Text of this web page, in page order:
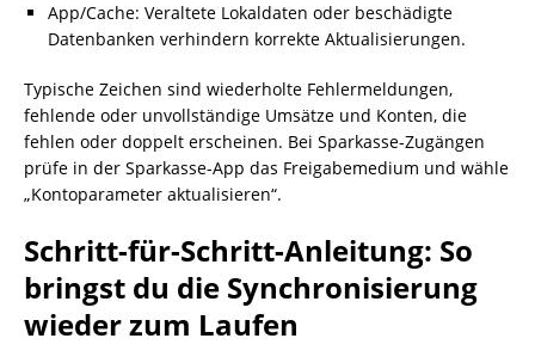
App/Cache: Veraltete Lokaldaten oder beschädigte
Datenbanken verhindern korrekte Aktualisierungen.
Typische Zeichen sind wiederholte Fehlermeldungen,
fehlende oder unvollständige Umsätze und Konten, die
fehlen oder doppelt erscheinen. Bei Sparkasse-Zugängen
prüfe in der Sparkasse-App das Freigabemedium und wähle
„Kontoparameter aktualisieren“.
Schritt-für-Schritt-Anleitung: So
bringst du die Synchronisierung
wieder zum Laufen